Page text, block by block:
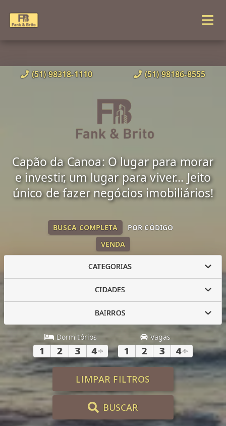
(51) 98318-1110 (51) 98186-8555
Capão da Canoa: O lugar para morar
e investir, um lugar para viver... Jeito
único de fazer negócios imobiliários!
VENDA
BUSCA COMPLETA POR CÓDIGO
CATEGORIAS
CIDADES
BAIRROS
Dormitórios
1 2 3 4+
Vagas
1 2 3 4+
LIMPAR FILTROS
BUSCAR